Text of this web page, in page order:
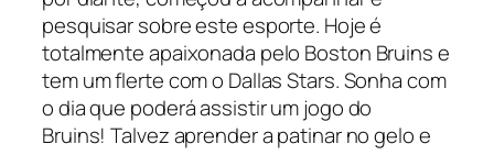
pesquisar sobre este esporte. Hoje é
totalmente apaixonada pelo Boston Bruins e
tem um flerte com o Dallas Stars. Sonha com
o dia que poderá assistir um jogo do
Bruins! Talvez aprender a patinar no gelo e